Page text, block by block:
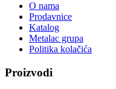
O nama
Prodavnice
Katalog
Metalac grupa
Politika kolačića
Proizvodi